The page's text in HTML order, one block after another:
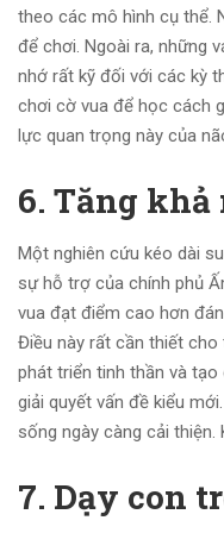
theo các mô hình cụ thể.
để chơi. Ngoài ra, những
nhớ rất kỹ đối với các kỳ
chơi cờ vua để học cách
lực quan trọng này của
6. Tăng khả
Một nghiên cứu kéo dài
sự hỗ trợ của chính phủ
vua đạt điểm cao hơn
Điều này rất cần thiết
phát triển tinh thần và
giải quyết vấn đề kiểu
sống ngày càng cải thiện.
7. Dạy con